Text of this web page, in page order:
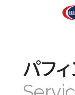
パフ